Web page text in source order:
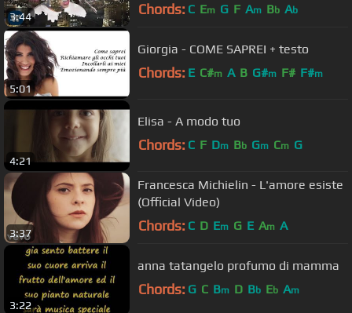
3:44 Chords: C Em G F Am Bb Ab
5:01
Giorgia - COME SAPREI + testo
Chords: E C#m A B G#m F# F#m
4:21
Elisa - A modo tuo
Chords: C F Dm Bb Gm Cm G
3:37
Francesca Michielin - L'amore esiste
(Official Video)
Chords: C D Em G E Am A
3:22
anna tatangelo profumo di mamma
Chords: G C Bm D Bb Eb Am